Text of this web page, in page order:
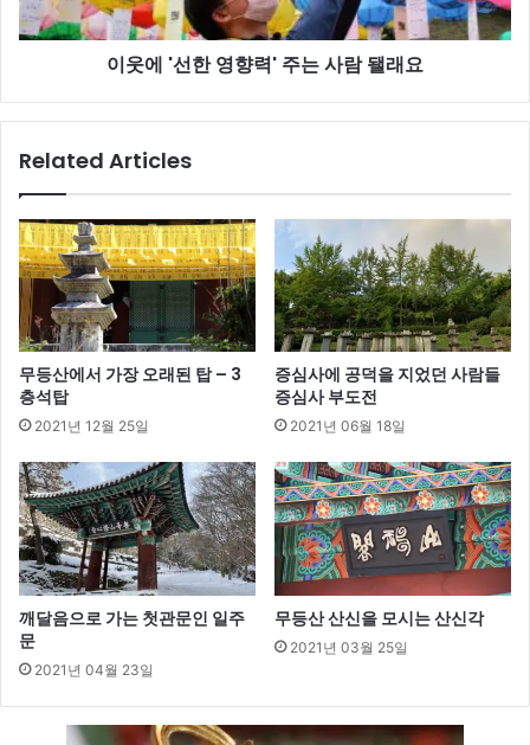
력'
주
래
이웃에 '선한 영향력' 주는 사람 됄래요
Related Articles
무등산에서 가장 오래된 탑 – 3
층석탑
2021년 12월 25일
증심사에 공덕을 지었던 사람들
증심사 부도전
2021년 06월 18일
깨달음으로 가는 첫관문인 일주
문
2021년 04월 23일
무등산 산신을 모시는 산신각
2021년 03월 25일